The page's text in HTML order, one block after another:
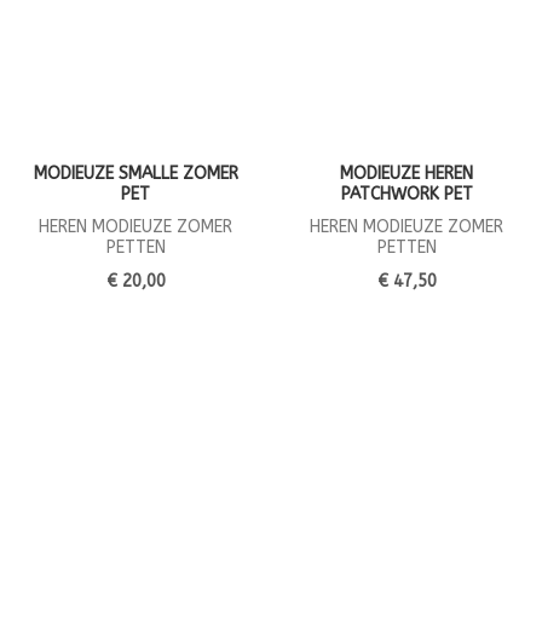
MODIEUZE SMALLE ZOMER
PET
HEREN MODIEUZE ZOMER
PETTEN
€ 20,00
MODIEUZE HEREN
PATCHWORK PET
HEREN MODIEUZE ZOMER
PETTEN
€ 47,50